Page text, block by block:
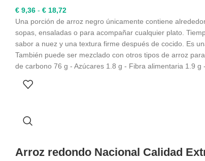
€ 9,36 - € 18,72
de
precios:
desde
€ 9,36
hasta
Una porción de arroz negro únicamente contiene
sopas, ensaladas o para acompañar cualquier plato.
sabor a nuez y una textura firme después de cocido. Es
También puede ser mezclado con otros tipos de arroz
de carbono 76 g - Azúcares 1.8 g - Fibra alimentaria 1.9
Arroz redondo Nacional Calidad